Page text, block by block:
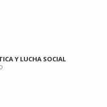
Y LUCHA SOCIAL